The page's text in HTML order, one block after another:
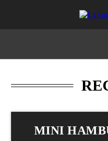
MINI